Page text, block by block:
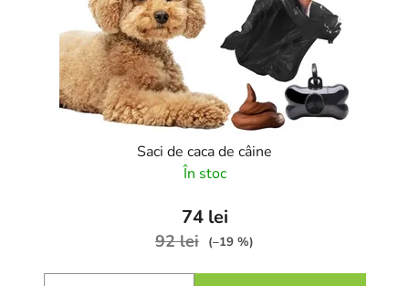
Saci de caca de câine
În stoc
74 lei
92 lei (–19 %)